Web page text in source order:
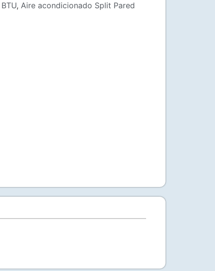
, Aire acondicionado Split Pared